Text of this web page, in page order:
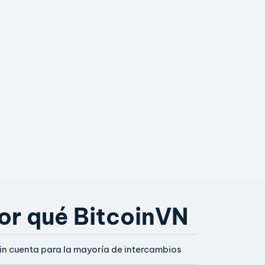
qué BitcoinVN
cuenta para la mayoría de intercambios